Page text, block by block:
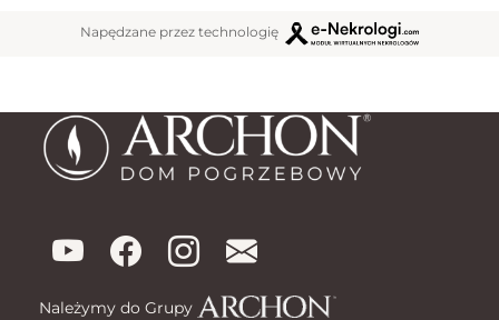
Napędzane przez technologię
Należymy do Grupy